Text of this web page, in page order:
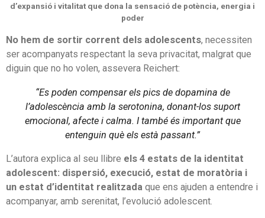
d’expansió i vitalitat que dona la sensació de potència, energia i
poder
No hem de sortir corrent dels adolescents, necessiten
ser acompanyats respectant la seva privacitat, malgrat que
diguin que no ho volen, assevera Reichert:
“Es poden compensar els pics de dopamina de
l’adolescència amb la serotonina, donant-los suport
emocional, afecte i calma. I també és important que
entenguin què els està passant.”
L’autora explica al seu llibre els 4 estats de la identitat
adolescent: dispersió, execució, estat de moratòria i
un estat d’identitat realitzada que ens ajuden a entendre i
acompanyar, amb serenitat, l’evolució adolescent.